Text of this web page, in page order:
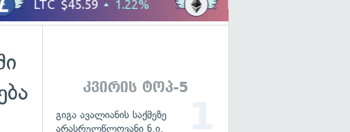
კვირის ტოპ-5
გიგა ავალიანის საქმეზე
არასრულწლოვანი ნ.ი.